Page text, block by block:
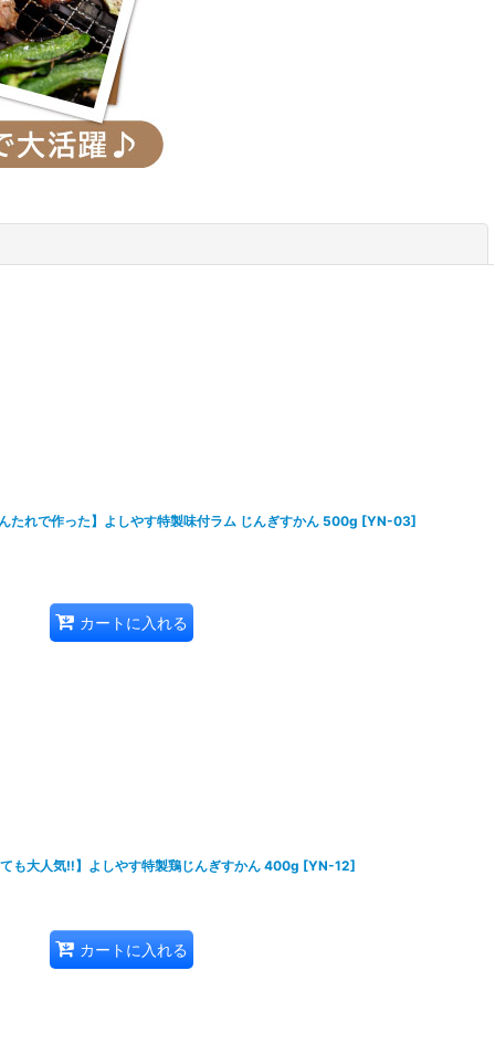
たれで作った】よしやす特製味付ラム じんぎすかん 500g [YN-03]
カートに入れる
も大人気‼】よしやす特製鶏じんぎすかん 400g [YN-12]
カートに入れる